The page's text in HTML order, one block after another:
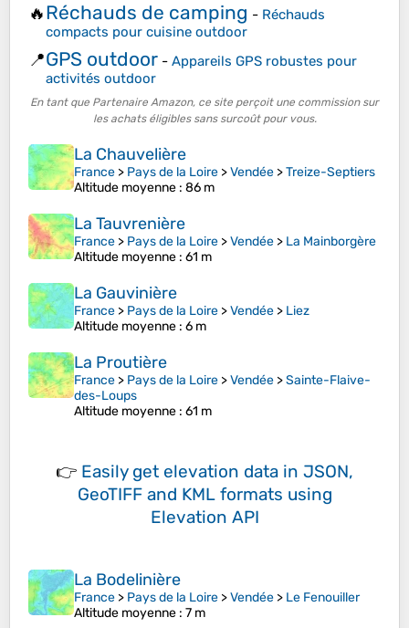
🔥Réchauds de camping - Réchauds
compacts pour cuisine outdoor
📍GPS outdoor - Appareils GPS robustes pour
activités outdoor
En tant que Partenaire Amazon, ce site perçoit une commission sur
les achats éligibles sans surcoût pour vous.
La Chauvelière
France > Pays de la Loire >Vendée >Treize-Septiers
Altitude moyenne : 86 m
La Tauvrenière
France > Pays de la Loire >Vendée > La Mainborgère
Altitude moyenne : 61 m
La Gauvinière
France > Pays de la Loire >Vendée > Liez
Altitude moyenne : 6 m
La Proutière
France > Pays de la Loire >Vendée >Sainte-Flaive-
des-Loups
Altitude moyenne : 61 m
👉 Easily get elevation data in JSON,
GeoTIFF and KML formats using
Elevation API
La Bodelinière
France > Pays de la Loire >Vendée > Le Fenouiller
Altitude moyenne : 7 m